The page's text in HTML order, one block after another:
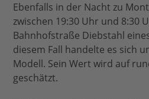
Ebenfalls in der Nacht zu
zwischen 19:30 Uhr und 8:30
Bahnhofstraße Diebstahl
diesem Fall handelte es sich
Modell. Sein Wert wird auf
geschätzt.